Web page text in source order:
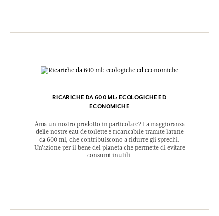
RICARICHE DA 600 ML: ECOLOGICHE ED
ECONOMICHE
Ama un nostro prodotto in particolare? La maggioranza
delle nostre eau de toilette è ricaricabile tramite lattine
da 600 ml, che contribuiscono a ridurre gli sprechi.
Un'azione per il bene del pianeta che permette di evitare
consumi inutili.